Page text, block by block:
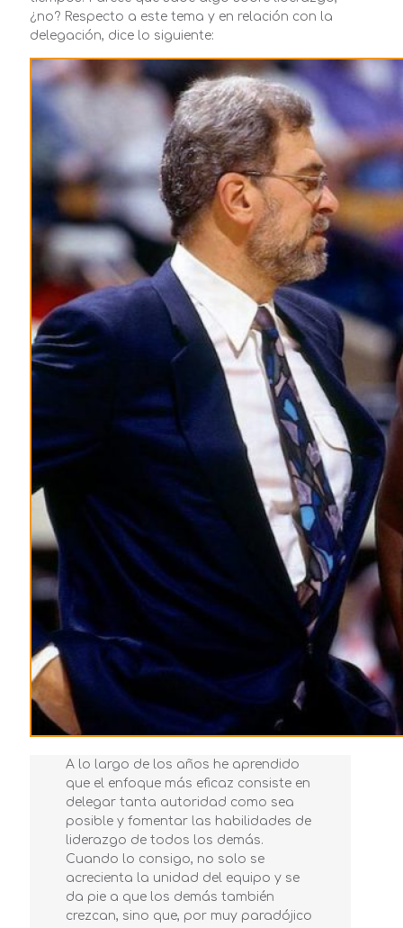
¿no? Respecto a este tema y en relación con la
delegación, dice lo siguiente:
A lo largo de los años he aprendido
que el enfoque más eficaz consiste en
delegar tanta autoridad como sea
posible y fomentar las habilidades de
liderazgo de todos los demás.
Cuando lo consigo, no solo se
acrecienta la unidad del equipo y se
da pie a que los demás también
crezcan, sino que, por muy paradójico